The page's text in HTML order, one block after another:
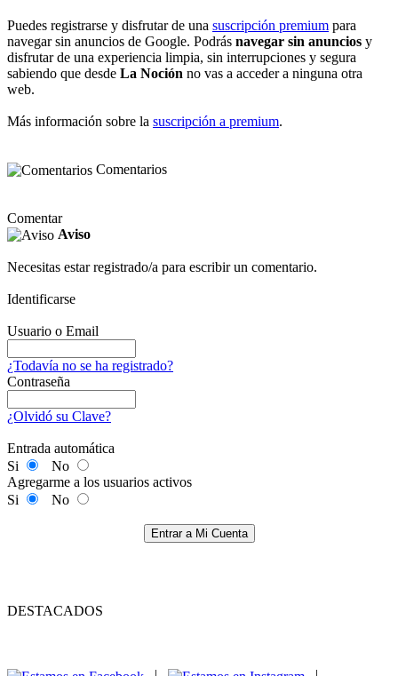
Puedes registrarse y disfrutar de una suscripción premium para
navegar sin anuncios de Google. Podrás navegar sin anuncios y
disfrutar de una experiencia limpia, sin interrupciones y segura
sabiendo que desde La Noción no vas a acceder a ninguna otra
web.
Más información sobre la suscripción a premium.
Comentarios
Comentar
Aviso
Necesitas estar registrado/a para escribir un comentario.
Identificarse
Usuario o Email
¿Todavía no se ha registrado?
Contraseña
¿Olvidó su Clave?
Entrada automática
Si
No
Agregarme a los usuarios activos
Si
No
Entrar a Mi Cuenta
DESTACADOS